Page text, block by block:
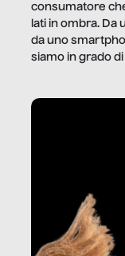
consumatore
lati in ombra. Da
da uno
siamo in grado
dietro gli oggetti